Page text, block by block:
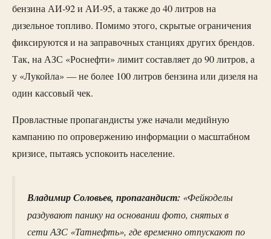
бензина АИ-92 и АИ-95, а также до 40 литров на
дизельное топливо. Помимо этого, скрытые ограничения
фиксируются и на заправочных станциях других брендов.
Так, на АЗС «Роснефти» лимит составляет до 90 литров, а
у «Лукойла» — не более 100 литров бензина или дизеля на
один кассовый чек.
Провластные пропагандисты уже начали медийную
кампанию по опровержению информации о масштабном
кризисе, пытаясь успокоить население.
Владимир Соловьев, пропагандист: «Фейкоделы
раздувают панику на основании фото, снятых в
сети АЗС «Татнефть», где временно отпускают по